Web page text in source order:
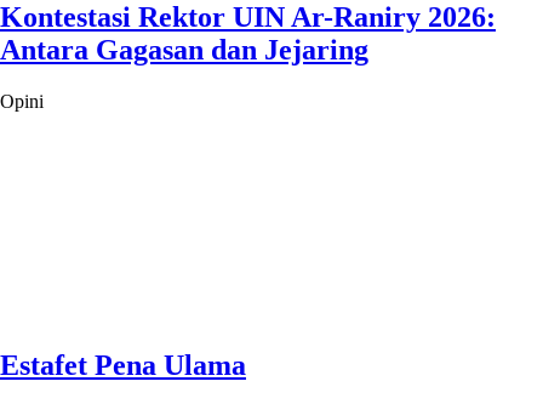
Kontestasi Rektor UIN Ar-Raniry 2026:
Antara Gagasan dan Jejaring
Opini
Estafet Pena Ulama